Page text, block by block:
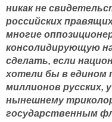
никак не
российских
многие
консолидирующую
сделать, если
хотели бы в едином
миллионов русских,
нынешнему
государственным